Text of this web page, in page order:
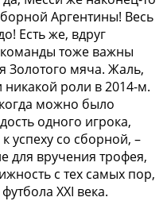
Аргентины! Весь
Есть же, вдруг
тоже важны
Золотого мяча. Жаль,
никакой роли в 2014-м.
можно было
одного игрока,
успеху со сборной, –
для вручения трофея,
с тех самых пор,
XXI века.